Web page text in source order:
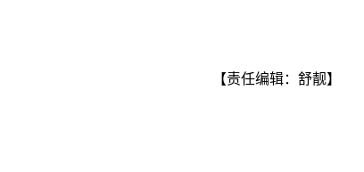
【责任编辑：舒靓】